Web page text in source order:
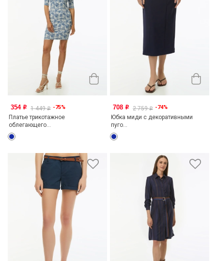
354 o 1 449o -75%
Платье трикотажное
облегающего...
708 o 2 759o -74%
Юбка миди с декоративными
пуго...